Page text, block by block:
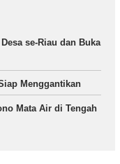
se-Riau dan Buka
Menggantikan
Mata Air di Tengah